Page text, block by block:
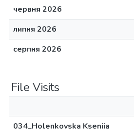
червня 2026
липня 2026
серпня 2026
File Visits
034_Holenkovska Kseniia